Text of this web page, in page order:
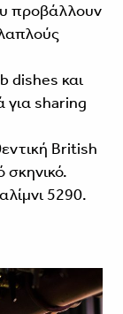
προβάλλουν
dishes και
για sharing
British
σκηνικό.
5290.